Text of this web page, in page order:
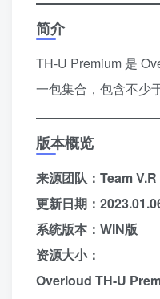
简介
TH-U Premium 是
一包集合，包含不少
版本概览
来源团队：Team V.R
更新日期：
系统版本：WIN版
资源大小：
Overloud TH-U